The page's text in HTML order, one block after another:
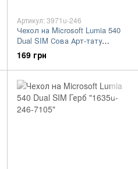
Артикул: 3971u-246
Чехол на Microsoft Lumia 540
Dual SIM Сова Арт-тату
"3971u-246-7105"
169 грн